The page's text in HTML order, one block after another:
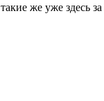
же уже здесь за